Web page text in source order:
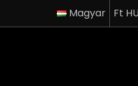
Magyar Ft